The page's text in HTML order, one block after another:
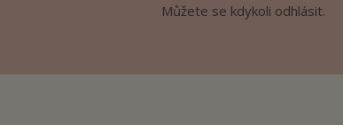
Můžete se kdykoli odhlásit.